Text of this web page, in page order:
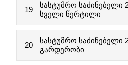
19
სასტუმრო საძინებელი
სველი წერტილი
20
სასტუმრო საძინებელი
გარდერობი